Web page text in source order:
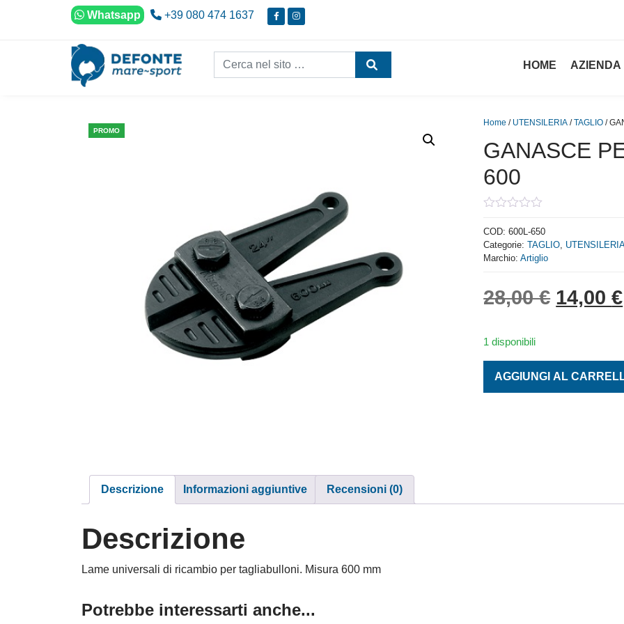
Vai al contenuto
Whatsapp +39 080 474 1637
Cerca nel sito...
HOME AZIENDA
PROMO
Home / UTENSILERIA /TAGLIO /
GANASCE
600
out
of
5
COD:600L-650
Categorie:TAGLIO,
Marchio:Artiglio
28,00€ Il
14,00€
1 disponibili
AGGIUNGI AL
Descrizione Informazioni aggiuntive Recensioni (0)
Descrizione
Lame universali di ricambio per tagliabulloni. Misura 600 mm
Potrebbe interessarti anche...